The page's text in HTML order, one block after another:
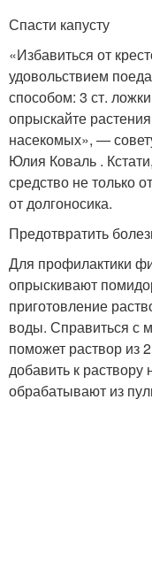
Спасти капусту
«Избавиться от
удовольствием
способом: 3 ст.
опрыскайте
насекомых», —
Юлия Коваль .
средство не только
от долгоносика.
Предотвратить
Для профилактики
опрыскивают
приготовление
воды. Справиться с
поможет раствор из
добавить к
обрабатывают из